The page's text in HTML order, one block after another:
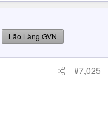
Lão Làng GVN
#7,025